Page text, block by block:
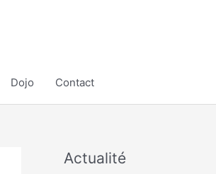
Dojo Contact
Actualité